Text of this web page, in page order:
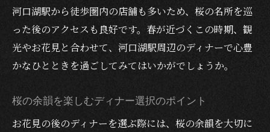
河口湖駅から徒歩圏内の店舗も多いため、桜の名所を巡
った後のアクセスも良好です。春が近づくこの時期、観
光やお花見と合わせて、河口湖駅周辺のディナーで心豊
かなひとときを過ごしてみてはいかがでしょうか。
桜の余韻を楽しむディナー選択のポイント
お花見の後のディナーを選ぶ際には、桜の余韻を大切に